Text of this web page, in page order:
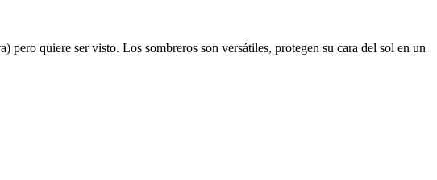
pero quiere ser visto. Los sombreros son versátiles, protegen su cara del sol en un